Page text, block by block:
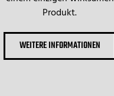
Produkt.
WEITERE INFORMATIONEN